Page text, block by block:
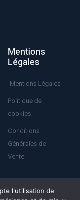
Mentions
Légales
Mentions Légales
Politique de
cookies
Conditions
Générales de
Vente
l'utilisation de